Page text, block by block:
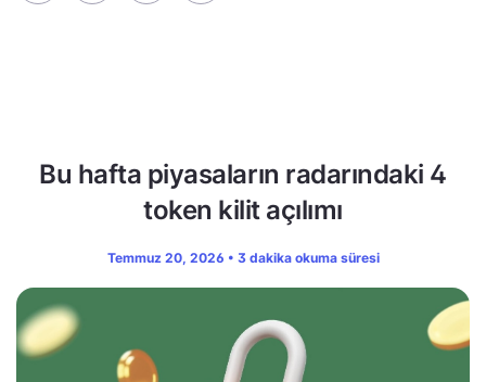
Bu hafta piyasaların radarındaki 4
token kilit açılımı
Temmuz 20, 2026 • 3 dakika okuma süresi